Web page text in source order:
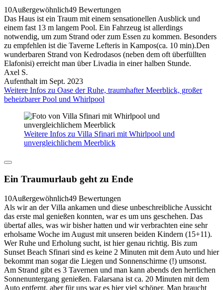
10Außergewöhnlich49 Bewertungen
Das Haus ist ein Traum mit einem sensationellen Ausblick und
einem fast 13 m langem Pool. Ein Fahrzeug ist allerdings
notwendig, um zum Strand oder zum Essen zu kommen. Besonders
zu empfehlen ist die Taverne Lefteris in Kampos(ca. 10 min).Den
wunderbaren Strand von Kedrodasos (neben dem oft überfüllten
Elafonisi) erreicht man über Livadia in einer halben Stunde.
Axel S.
Aufenthalt im Sept. 2023
Weitere Infos zu Oase der Ruhe, traumhafter Meerblick, großer
beheizbarer Pool und Whirlpool
Weitere Infos zu Villa Sfinari mit Whirlpool und
unvergleichlichem Meerblick
Ein Traumurlaub geht zu Ende
10Außergewöhnlich49 Bewertungen
Als wir an der Villa ankamen und diese unbeschreibliche Aussicht
das erste mal genießen konnten, war es um uns geschehen. Das
übertaf alles, was wir bisher hatten und wir verbrachten eine sehr
erholsame Woche im August mit unseren beiden Kindern (15+11).
Wer Ruhe und Erholung sucht, ist hier genau richtig. Bis zum
Sunset Beach Sfinari sind es keine 2 Minuten mit dem Auto und hier
bekommt man sogar die Liegen und Sonnenschirme (!) umsonst.
Am Strand gibt es 3 Tavernen und man kann abends den herrlichen
Sonnenuntergang genießen. Falarsana ist ca. 20 Minuten mit dem
Auto entfernt, aber für uns war es hier viel schöner. Man braucht